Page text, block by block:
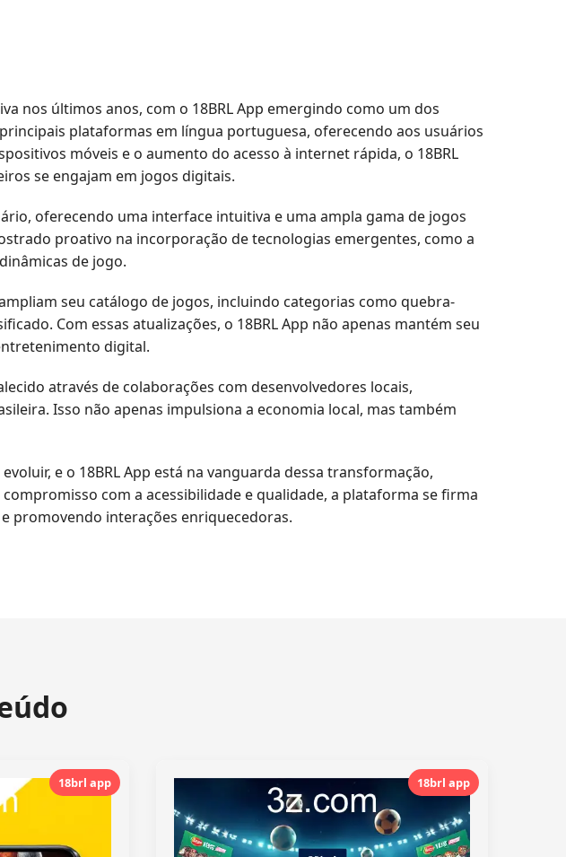
nos últimos anos, com o 18BRL App emergindo como um dos
plataformas em língua portuguesa, oferecendo aos usuários
móveis e o aumento do acesso à internet rápida, o 18BRL
se engajam em jogos digitais.
oferecendo uma interface intuitiva e uma ampla gama de jogos
proativo na incorporação de tecnologias emergentes, como a
de jogo.
seu catálogo de jogos, incluindo categorias como quebra-
Com essas atualizações, o 18BRL App não apenas mantém seu
digital.
através de colaborações com desenvolvedores locais,
Isso não apenas impulsiona a economia local, mas também
e o 18BRL App está na vanguarda dessa transformação,
com a acessibilidade e qualidade, a plataforma se firma
promovendo interações enriquecedoras.
18brl app 18brl app